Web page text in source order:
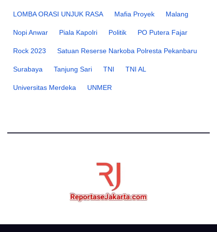
LOMBA ORASI UNJUK RASA Mafia Proyek Malang
Nopi Anwar Piala Kapolri Politik PO Putera Fajar
Rock 2023 Satuan Reserse Narkoba Polresta Pekanbaru
Surabaya Tanjung Sari TNI TNI AL
Universitas Merdeka UNMER